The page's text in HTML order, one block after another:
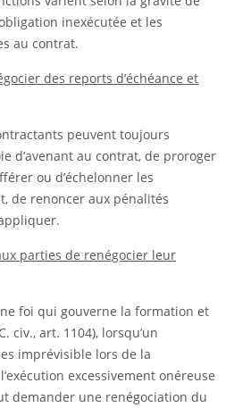
inexécutée et les
au contrat.
des reports d’échéance et
peuvent toujours
d’avenant au contrat, de proroger
ou d’échelonner les
de renoncer aux pénalités
parties de renégocier leur
foi qui gouverne la formation et
civ., art. 1104), lorsqu’un
imprévisible lors de la
excessivement onéreuse
demander une renégociation du